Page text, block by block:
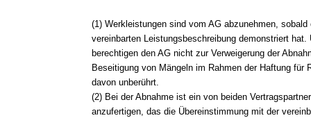
(1) Werkleistungen sind vom AG abzunehmen,
vereinbarten Leistungsbeschreibung demonstriert hat.
berechtigen den AG nicht zur Verweigerung der
Beseitigung von Mängeln im Rahmen der Haftung für
davon unberührt.
(2) Bei der Abnahme ist ein von beiden
anzufertigen, das die Übereinstimmung mit der